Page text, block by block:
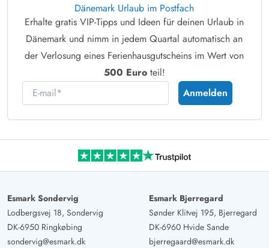
Dänemark Urlaub im Postfach
Erhalte gratis VIP-Tipps und Ideen für deinen Urlaub in
Dänemark und nimm in jedem Quartal automatisch an
der Verlosung eines Ferienhausgutscheins im Wert von
500 Euroteil!
E-mail
Anmelden
Esmark Sondervig
Lodbergsvej 18, Sondervig
DK-6950 Ringkøbing
sondervig@esmark.dk
Esmark Bjerregard
Sønder Klitvej 195, Bjerregard
DK-6960 Hvide Sande
bjerregaard@esmark.dk